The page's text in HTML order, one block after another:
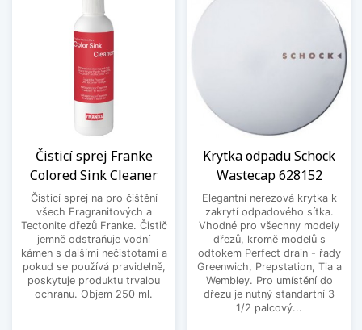
Čisticí sprej Franke
Colored Sink Cleaner
Čisticí sprej na pro čištění
všech Fragranitových a
Tectonite dřezů Franke. Čistič
jemně odstraňuje vodní
kámen s dalšími nečistotami a
pokud se používá pravidelně,
poskytuje produktu trvalou
ochranu. Objem 250 ml.
Krytka odpadu Schock
Wastecap 628152
Elegantní nerezová krytka k
zakrytí odpadového sítka.
Vhodné pro všechny modely
dřezů, kromě modelů s
odtokem Perfect drain - řady
Greenwich, Prepstation, Tia a
Wembley. Pro umístění do
dřezu je nutný standartní 3
1/2 palcový...